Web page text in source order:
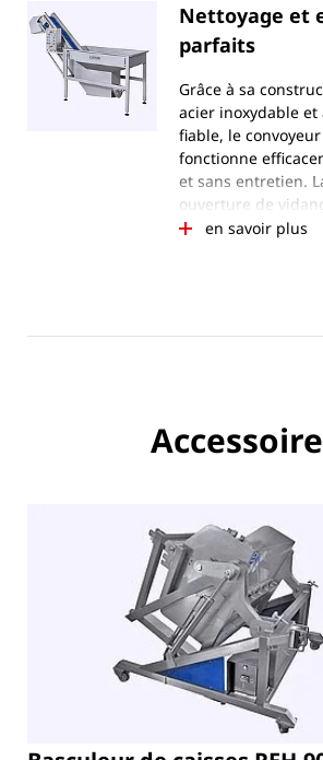
Nettoyage et
parfaits
Grâce à sa
acier inoxydable et
fiable, le
fonctionne
et sans entretien.
ouverture de
une évacuation
en savoir plus